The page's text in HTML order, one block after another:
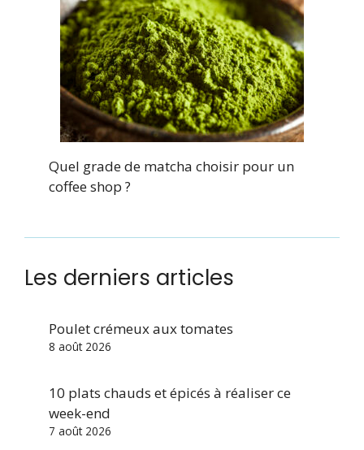
Quel grade de matcha choisir pour un
coffee shop ?
Les derniers articles
Poulet crémeux aux tomates
8 août 2026
10 plats chauds et épicés à réaliser ce
week-end
7 août 2026